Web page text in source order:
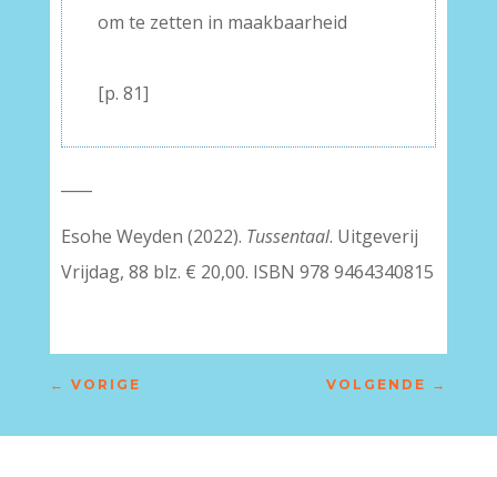
om te zetten in maakbaarheid
[p. 81]
Esohe Weyden (2022). Tussentaal. Uitgeverij
Vrijdag, 88 blz. € 20,00. ISBN 978 9464340815
← VORIGE VOLGENDE →